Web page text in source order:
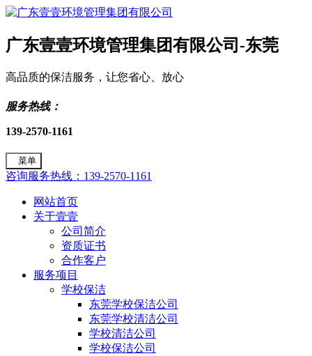
广东壹壹环境管理集团有限公司-东莞
高品质的保洁服务，让您省心、放心
服务热线：
139-2570-1161
菜单
咨询服务热线：139-2570-1161
网站首页
关于壹壹
公司简介
资质证书
合作客户
服务项目
学校保洁
东莞学校保洁公司
东莞学校清洁公司
学校清洁公司
学校保洁公司